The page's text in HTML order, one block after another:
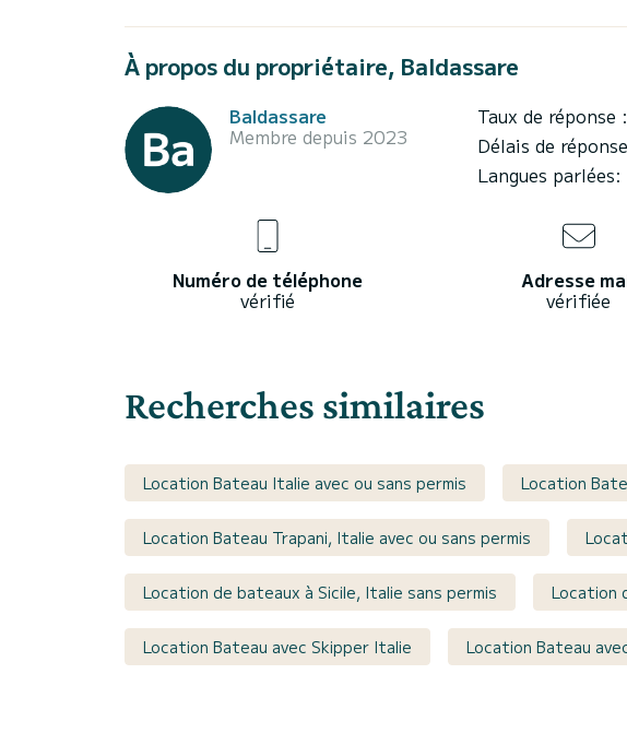
À propos du propriétaire, Baldassare
Baldassare
Membre depuis 2023
Taux de réponse :
Délais de
Langues parlées:
Numéro de téléphone
vérifié
Adresse
vérifiée
Recherches similaires
Location Bateau Italie avec ou sans permis Location
Location Bateau Trapani, Italie avec ou sans permis
Location de bateaux à Sicile, Italie sans permis Location
Location Bateau avec Skipper Italie Location Bateau